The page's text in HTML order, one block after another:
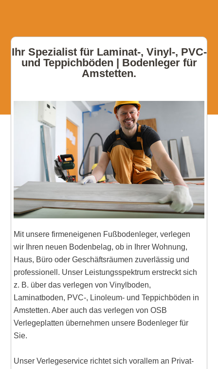
Ihr Spezialist für Laminat-, Vinyl-, PVC-
und Teppichböden | Bodenleger für
Amstetten.
Mit unsere firmeneigenen Fußbodenleger, verlegen
wir Ihren neuen Bodenbelag, ob in Ihrer Wohnung,
Haus, Büro oder Geschäftsräumen zuverlässig und
professionell. Unser Leistungsspektrum erstreckt sich
z. B. über das verlegen von Vinylboden,
Laminatboden, PVC-, Linoleum- und Teppichböden in
Amstetten. Aber auch das verlegen von OSB
Verlegeplatten übernehmen unsere Bodenleger für
Sie.
Unser Verlegeservice richtet sich vorallem an Privat-